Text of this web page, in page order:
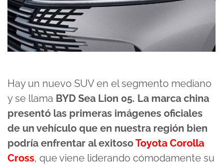
Hay un nuevo SUV en el segmento mediano
y se llama BYD Sea Lion 05. La marca china
presentó las primeras imágenes oficiales
de un vehículo que en nuestra región bien
podría enfrentar al exitosoToyota Corolla
Cross, que viene liderando cómodamente su